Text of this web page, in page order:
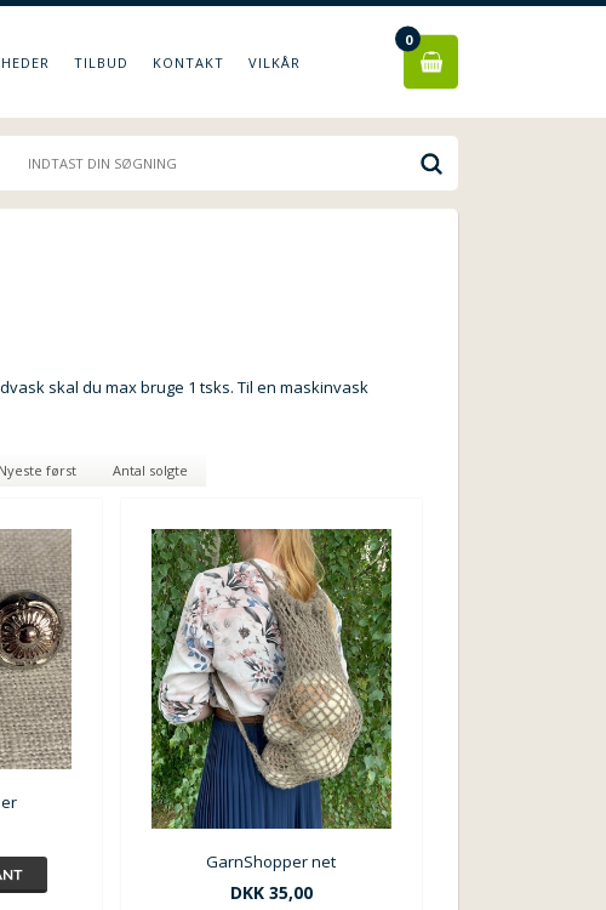
TILBUD KONTAKT VILKÅR
0
skal du max bruge 1 tsks. Til en maskinvask
Nyeste først Antal solgte
GarnShopper net
DKK35,00